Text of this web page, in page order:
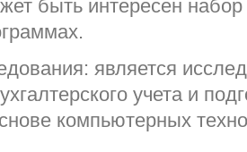
быть интересен
является
учета и
компьютерных